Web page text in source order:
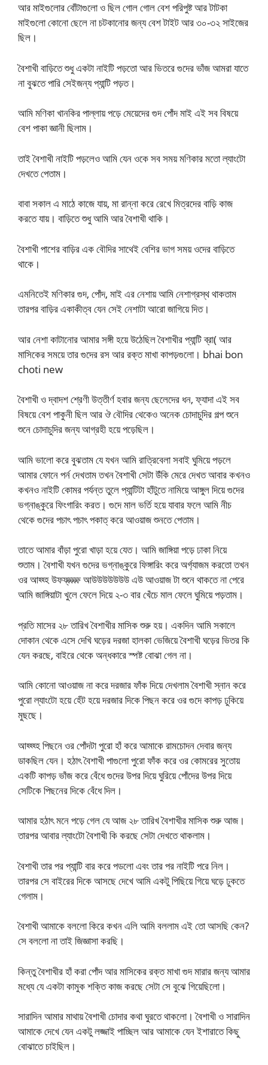
আর মাইগুলোর বোঁটাগুলো ও ছিল গোল গোল বেশ পরিপুষ্ট আর টাটকা
মাইগুলো কোনো ছেলে না চটকানোর জন্য বেশ টাইট আর ৩০-৩২ সাইজের
ছিল।
বৈশাখী বাড়িতে শুধু একটা নাইটি পড়তো আর ভিতরে গুদের ভাঁজ আমরা যাতে
না বুঝতে পারি সেইজন্য প্যান্টি পড়ত।
আমি মণিকা খানকির পাল্লায় পড়ে মেয়েদের গুদ পোঁদ মাই এই সব বিষয়ে
বেশ পাকা জ্ঞানী ছিলাম।
তাই বৈশাখী নাইটি পড়লেও আমি যেন ওকে সব সময় মণিকার মতো ল্যাংটো
দেখতে পেতাম।
বাবা সকাল এ মাঠে কাজে যায়, মা রান্না করে রেখে মিত্রদের বাড়ি কাজ
করতে যায়। বাড়িতে শুধু আমি আর বৈশাখী থাকি।
বৈশাখী পাশের বাড়ির এক বৌদির সাথেই বেশির ভাগ সময় ওদের বাড়িতে
থাকে।
এমনিতেই মণিকার গুদ, পোঁদ, মাই এর নেশায় আমি নেশাগ্রস্থ থাকতাম
তারপর বাড়ির একাকীত্ব যেন সেই নেশাটা আরো জাগিয়ে দিত।
আর নেশা কাটানোর আমার সঙ্গী হয়ে উঠেছিল বৈশাখীর প্যান্টি ব্রা( আর
মাসিকের সময়ে তার গুদের রস আর রক্ত মাখা কাপড়গুলো। bhai bon
choti new
বৈশাখী ও দ্বাদশ শ্রেণী উত্তীর্ণ হবার জন্য ছেলেদের ধন, ফ্যাদা এই সব
বিষয়ে বেশ পাকুনী ছিল আর ঔ বৌদির থেকেও অনেক চোদাচুদির গল্প শুনে
শুনে চোদাচুদির জন্য আগ্রহী হয়ে পড়েছিল।
আমি ভালো করে বুঝতাম যে যখন আমি রাত্রিবেলা সবাই ঘুমিয়ে পড়লে
আমার ফোনে পর্ন দেখতাম তখন বৈশাখী সেটা উঁকি মেরে দেখত আবার কখনও
কখনও নাইটি কোমর পর্যন্ত তুলে প্যান্টিটা হাঁটুতে নামিয়ে আঙ্গুল দিয়ে গুদের
ভগ্নাঙ্কুরে ফিংগারিং করত। গুদে মাল ভর্তি হয়ে যাবার ফলে আমি নীচ
থেকে গুদের পচাৎ পচাৎ পকাত্ করে আওয়াজ শুনতে পেতাম।
তাতে আমার বাঁড়া পুরো খাড়া হয়ে যেত। আমি জাঙ্গিয়া পড়ে ঢাকা নিয়ে
শুতাম। বৈশাখী যখন গুদের ভগ্নাঙ্কুরে ফিঙ্গারিং করে অর্গ্যাজম করতো তখন
ওর আহ্হ্হ উফফ্ফ্ফ্ফ্ফ্ আউউউউউউউ এউ আওয়াজ টা শুনে থাকতে না পেরে
আমি জাঙ্গিয়াটা খুলে ফেলে দিয়ে ২-৩ বার খেঁচে মাল ফেলে ঘুমিয়ে পড়তাম।
প্রতি মাসের ২৮ তারিখ বৈশাখীর মাসিক শুরু হয়। একদিন আমি সকালে
দোকান থেকে এসে দেখি ঘড়ের দরজা হালকা ভেজিয়ে বৈশাখী ঘড়ের ভিতর কি
যেন করছে, বাইরে থেকে অন্ধকারে স্পষ্ট বোঝা গেল না।
আমি কোনো আওয়াজ না করে দরজার ফাঁক দিয়ে দেখলাম বৈশাখী স্নান করে
পুরো ল্যাংটো হয়ে হেঁট হয়ে দরজার দিকে পিছন করে ওর গুদে কাপড় ঢুকিয়ে
মুছছে।
আহ্হ্হ্হ পিছনে ওর পোঁদটা পুরো হাঁ করে আমাকে রামচোদন দেবার জন্য
ডাকছিল যেন। হঠাৎ বৈশাখী পাগুলো পুরো ফাঁক করে ওর কোমরের সুতোয়
একটি কাপড় ভাঁজ করে বেঁধে গুদের উপর দিয়ে ঘুরিয়ে পোঁদের উপর দিয়ে
সেটিকে পিছনের দিকে বেঁধে দিল।
আমার হঠাৎ মনে পড়ে গেল যে আজ ২৮ তারিখ বৈশাখীর মাসিক শুরু আজ।
তারপর আবার ল্যাংটো বৈশাখী কি করছে সেটা দেখতে থাকলাম।
বৈশাখী তার পর প্যান্টি বার করে পডলো এবং তার পর নাইটি পরে নিল।
তারপর সে বাইরের দিকে আসছে দেখে আমি একটু পিছিয়ে গিয়ে ঘড়ে ঢুকতে
গেলাম।
বৈশাখী আমাকে বললো কিরে কখন এলি আমি বললাম এই তো আসছি কেন?
সে বললো না তাই জিজ্ঞাসা করছি।
কিন্তু বৈশাখীর হাঁ করা পোঁদ আর মাসিকের রক্ত মাখা গুদ মারার জন্য আমার
মধ্যে যে একটা কামুক শক্তি কাজ করছে সেটা সে বুঝে গিয়েছিলো।
সারাদিন আমার মাথায় বৈশাখী চোদার কথা ঘুরতে থাকলো। বৈশাখী ও সারাদিন
আমাকে দেখে যেন একটু লজ্জাই পাচ্ছিল আর আমাকে যেন ইশারাতে কিছু
বোঝাতে চাইছিল।